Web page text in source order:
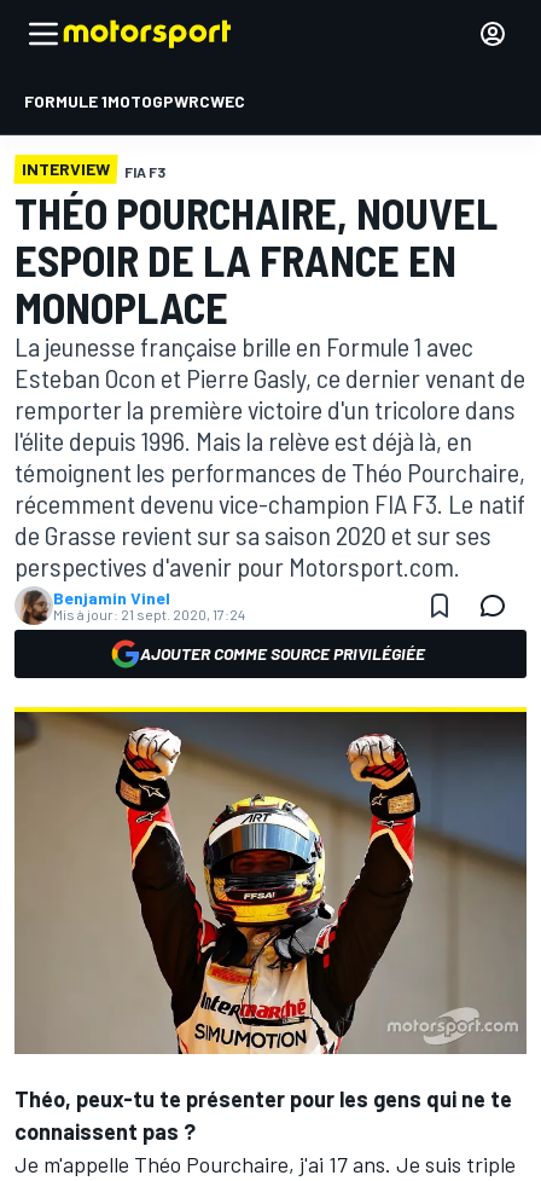
FORMULE 1MOTOGPWRCWEC
INTERVIEW FIA F3
THÉO POURCHAIRE, NOUVEL
ESPOIR DE LA FRANCE EN
MONOPLACE
La jeunesse française brille en Formule 1 avec
Esteban Ocon et Pierre Gasly, ce dernier venant de
remporter la première victoire d'un tricolore dans
l'élite depuis 1996. Mais la relève est déjà là, en
témoignent les performances de Théo Pourchaire,
récemment devenu vice-champion FIA F3. Le natif
de Grasse revient sur sa saison 2020 et sur ses
perspectives d'avenir pour Motorsport.com.
Benjamin Vinel
Mis à jour: 21 sept. 2020, 17:24
AJOUTER COMME SOURCE PRIVILÉGIÉE
Théo, peux-tu te présenter pour les gens qui ne te
connaissent pas ?
Je m'appelle Théo Pourchaire, j'ai 17 ans. Je suis triple